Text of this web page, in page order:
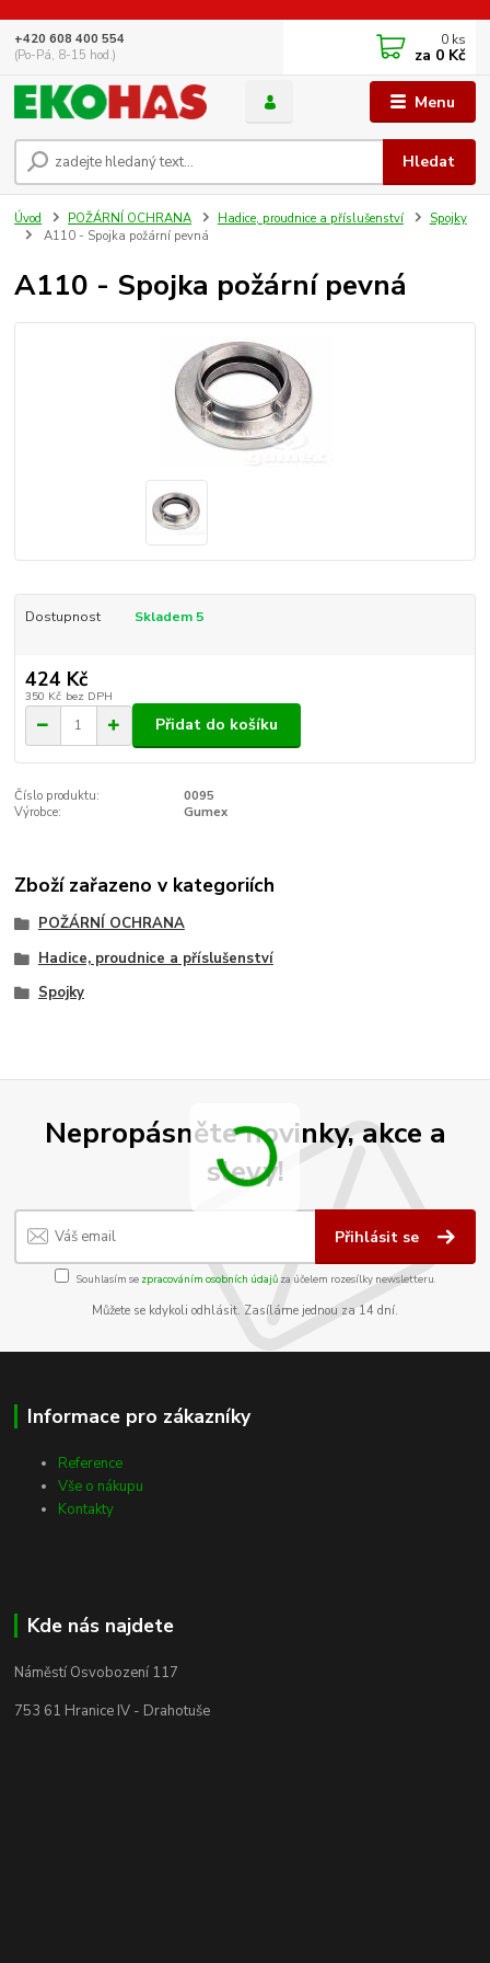
Menu
Hledat
+420 608 400 554
(Po-Pá, 8-15 hod.)
0 ks
za 0 Kč
Úvod POŽÁRNÍ OCHRANA Hadice, proudnice a příslušenství
Spojky
A110 - Spojka požární pevná
A110 - Spojka požární pevná
Dostupnost Skladem 5
424 Kč
350 Kč bez DPH
Přidat do košíku
Číslo produktu:
0095
Výrobce:
Gumex
Zboží zařazeno v kategoriích
POŽÁRNÍ OCHRANA
Hadice, proudnice a příslušenství
Spojky
Nepropásněte novinky, akce a
slevy!
Přihlásit se
Souhlasím se zpracováním osobních údajůza účelem rozesílky newsletteru.
Můžete se kdykoli odhlásit. Zasíláme jednou za 14 dní.
Informace pro zákazníky
Reference
Vše o nákupu
Kontakty
Kde nás najdete
Náměstí Osvobození 117
753 61 Hranice IV - Drahotuše